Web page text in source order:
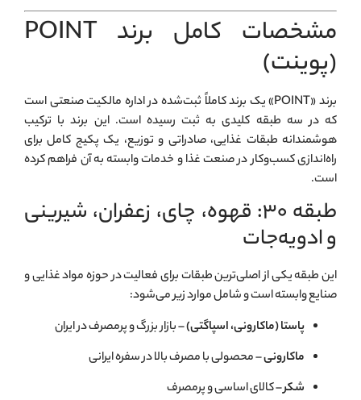
مشخصات کامل برند POINT
(پوينت)
برند «POINT» یک برند کاملاً ثبت‌شده در اداره مالکیت صنعتی است
که در سه طبقه کلیدی به ثبت رسیده است. این برند با ترکیب
هوشمندانه طبقات غذایی، صادراتی و توزیع، یک پکیج کامل برای
راه‌اندازی کسب‌وکار در صنعت غذا و خدمات وابسته به آن فراهم کرده
است.
طبقه ۳۰: قهوه، چای، زعفران، شیرینی
و ادویه‌جات
این طبقه یکی از اصلی‌ترین طبقات برای فعالیت در حوزه مواد غذایی و
صنایع وابسته است و شامل موارد زیر می‌شود:
پاستا (ماکارونی، اسپاگتی)– بازار بزرگ و پرمصرف در ایران
ماکارونی– محصولی با مصرف بالا در سفره ایرانی
شكر– کالای اساسی و پرمصرف